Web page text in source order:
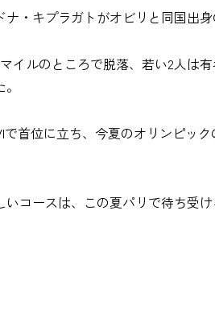
・キプラガトがオビリと同国出
イルのところで脱落、若い2人は
首位に立ち、今夏のオリンピック
コースは、この夏パリで待ち受